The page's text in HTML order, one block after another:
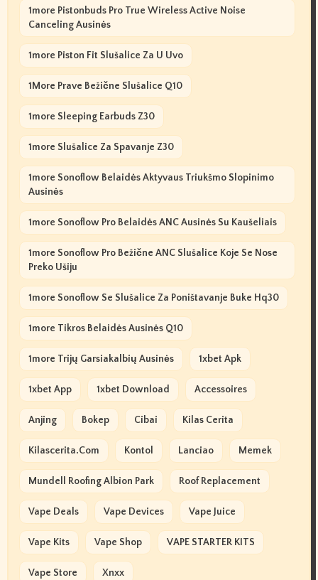
1more Pistonbuds Pro True Wireless Active Noise
Canceling Ausinės
1more Piston Fit Slušalice Za U Uvo
1More Prave Bežične Slušalice Q10
1more Sleeping Earbuds Z30
1more Slušalice Za Spavanje Z30
1more Sonoflow Belaidės Aktyvaus Triukšmo Slopinimo
Ausinės
1more Sonoflow Pro Belaidės ANC Ausinės Su Kaušeliais
1more Sonoflow Pro Bežične ANC Slušalice Koje Se Nose
Preko Ušiju
1more Sonoflow Se Slušalice Za Poništavanje Buke Hq30
1more Tikros Belaidės Ausinės Q10
1more Trijų Garsiakalbių Ausinės 1xbet Apk
1xbet App 1xbet Download Accessoires
Anjing Bokep Cibai Kilas Cerita
Kilascerita.com Kontol Lanciao Memek
Mundell Roofing Albion Park Roof Replacement
Vape Deals Vape Devices Vape Juice
Vape Kits Vape Shop VAPE STARTER KITS
Vape Store Xnxx